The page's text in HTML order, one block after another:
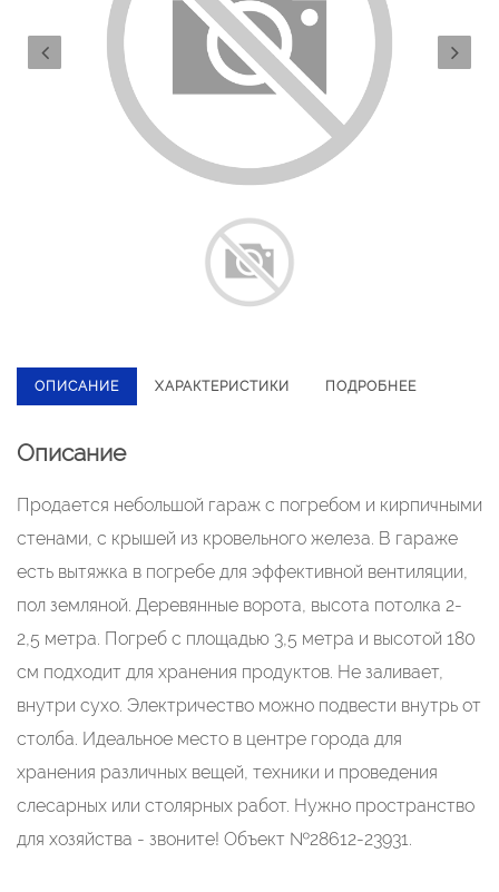
ОПИСАНИЕ ХАРАКТЕРИСТИКИ ПОДРОБНЕЕ
Описание
Продается небольшой гараж с погребом и кирпичными
стенами, с крышей из кровельного железа. В гараже
есть вытяжка в погребе для эффективной вентиляции,
пол земляной. Деревянные ворота, высота потолка 2-
2,5 метра. Погреб с площадью 3,5 метра и высотой 180
см подходит для хранения продуктов. Не заливает,
внутри сухо. Электричество можно подвести внутрь от
столба. Идеальное место в центре города для
хранения различных вещей, техники и проведения
слесарных или столярных работ. Нужно пространство
для хозяйства - звоните! Объект №28612-23931.